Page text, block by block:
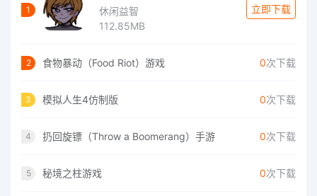
1
休闲益智
112.85MB
立即下载
2 食物暴动（Food Riot）游戏 0次下载
3 模拟人生4仿制版 0次下载
4 扔回旋镖（Throw a Boomerang）手游 0次下载
5 秘境之柱游戏 0次下载